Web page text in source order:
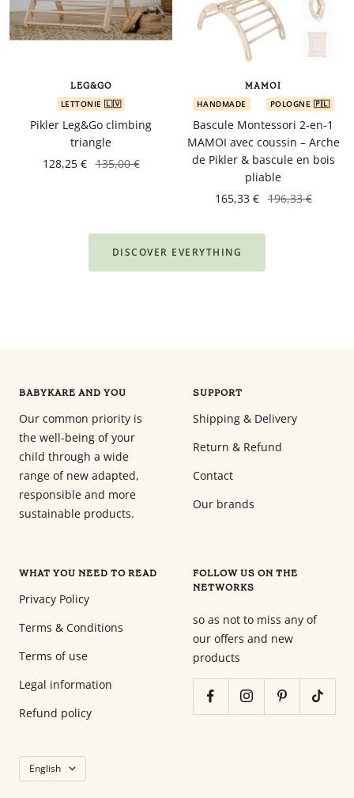
LEG&GO
LETTONIE 🇱🇻
Pikler Leg&Go climbing
triangle
128,25 € 135,00 €
MAMOI
HANDMADE POLOGNE 🇵🇱
Bascule Montessori 2-en-1
MAMOI avec coussin – Arche
de Pikler & bascule en bois
pliable
165,33 € 196,33 €
DISCOVER EVERYTHING
BABYKARE AND YOU
Our common priority is
the well-being of your
child through a wide
range of new adapted,
responsible and more
sustainable products.
SUPPORT
Shipping & Delivery
Return & Refund
Contact
Our brands
WHAT YOU NEED TO READ
Privacy Policy
Terms & Conditions
Terms of use
Legal information
Refund policy
FOLLOW US ON THE
NETWORKS
so as not to miss any of
our offers and new
products
Language
English